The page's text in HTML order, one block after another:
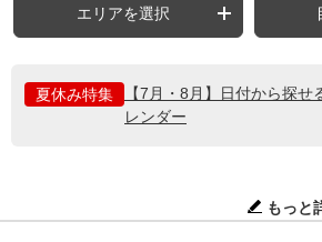
エリアを選択
夏休み特集
【7月・8月】日付から探せ
レンダー
もっと